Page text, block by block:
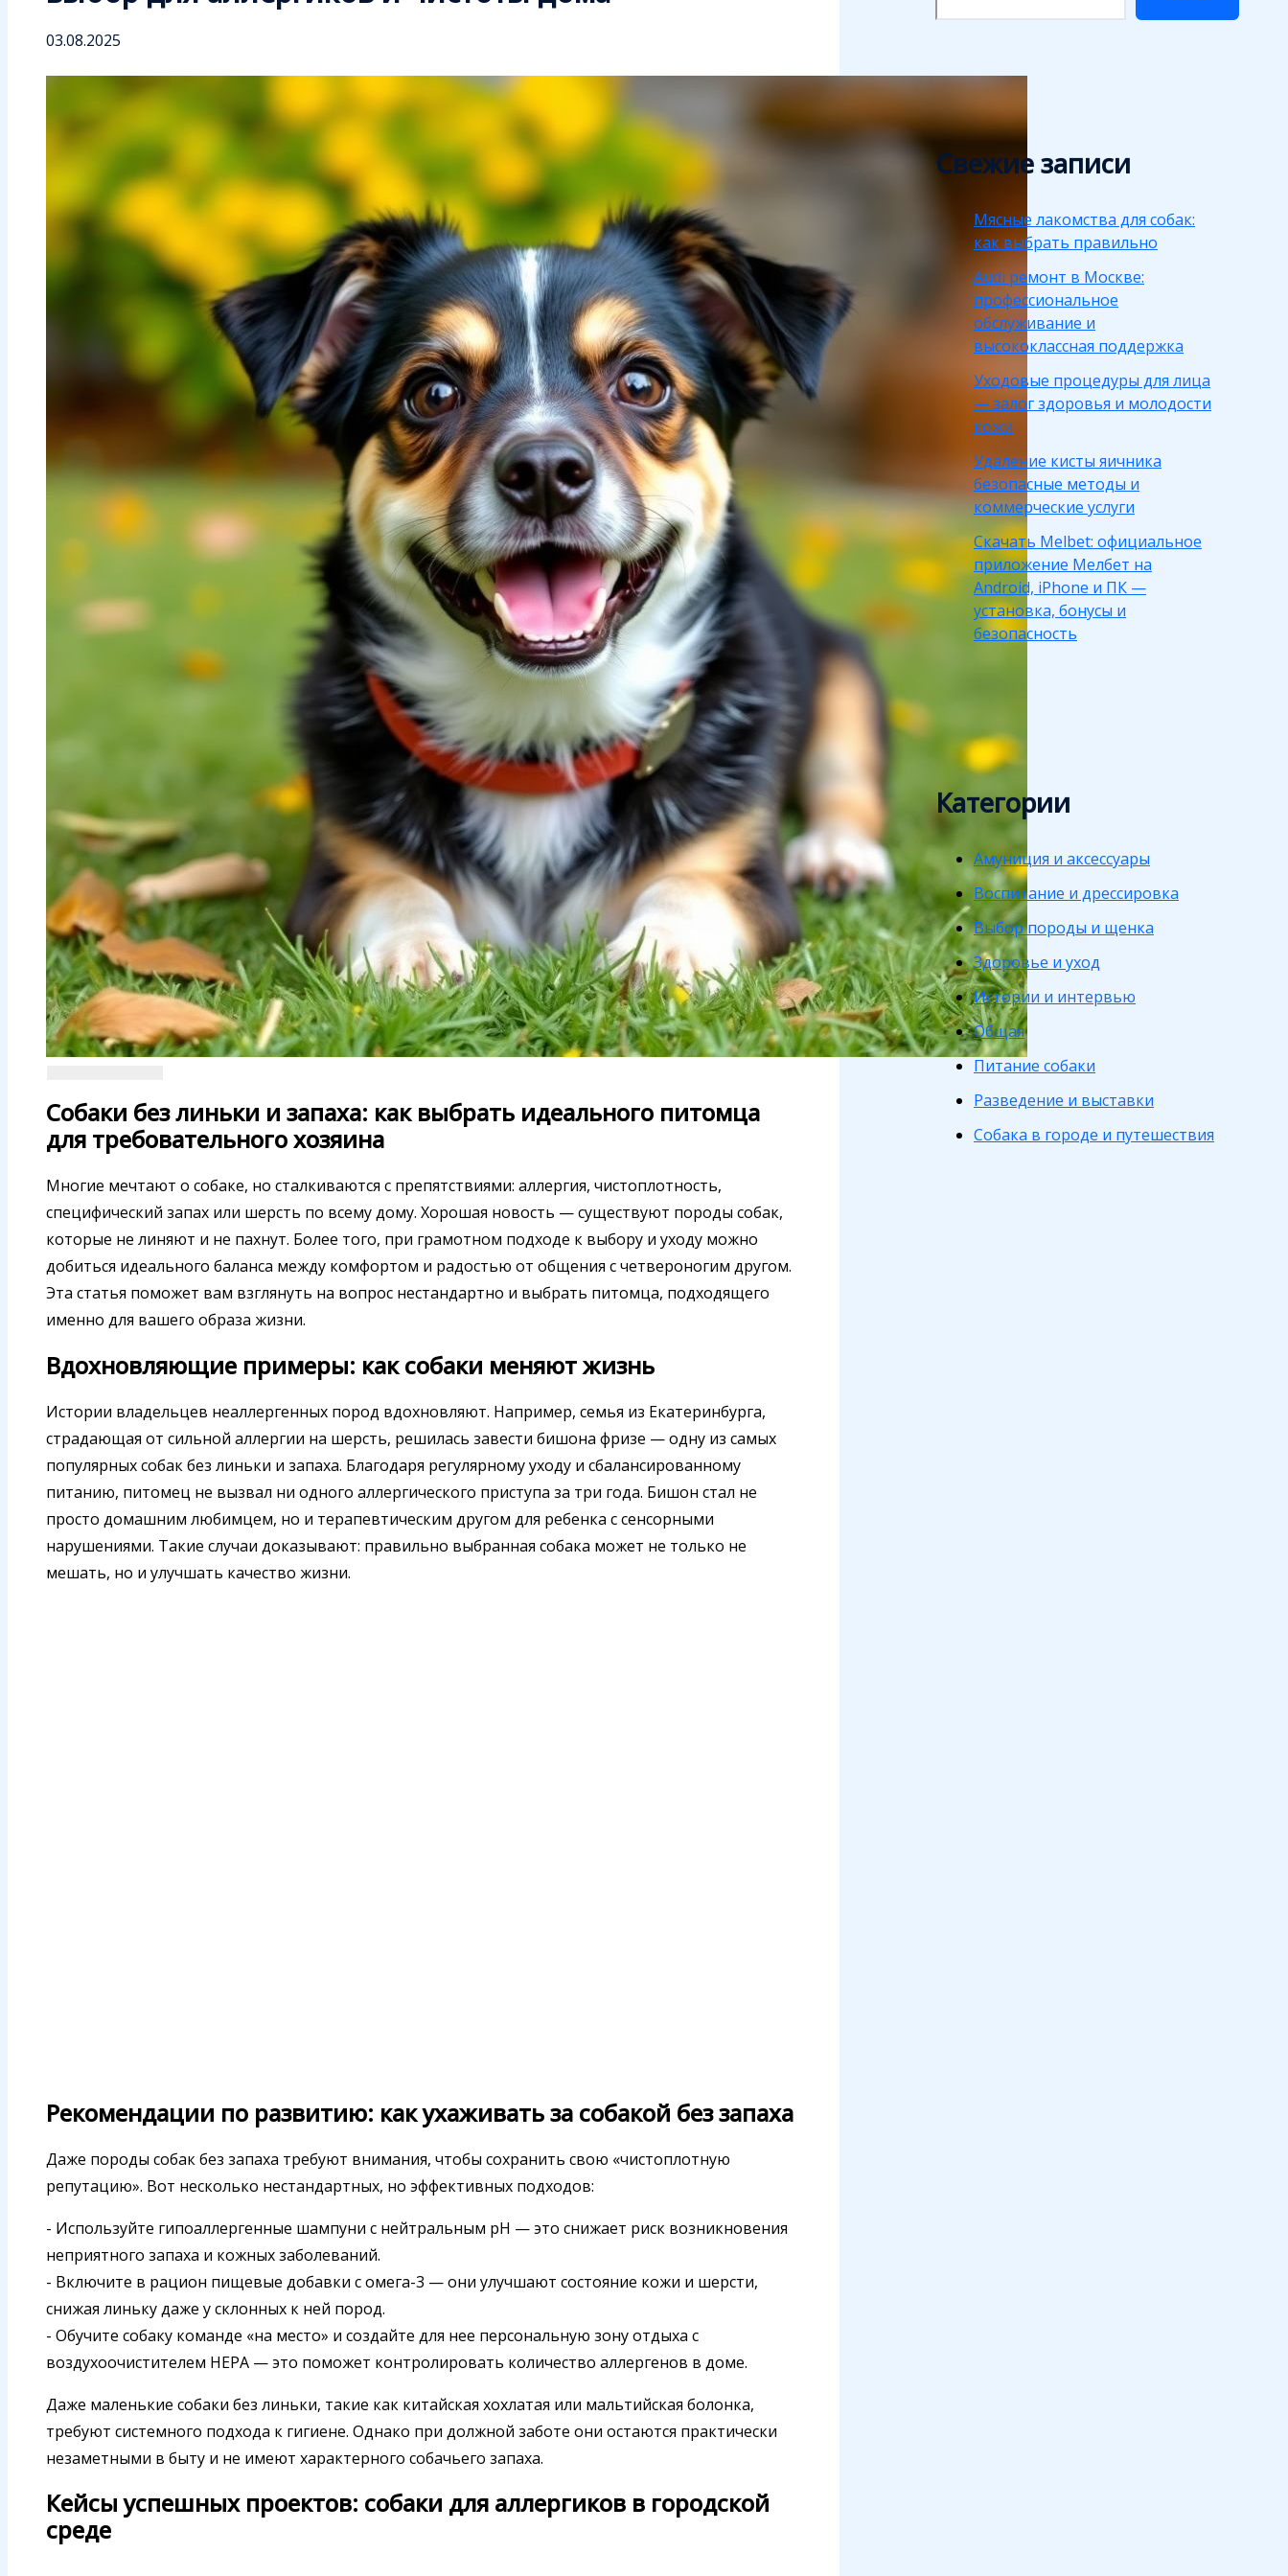
03.08.2025
Собаки без линьки и запаха: как выбрать идеального питомца
для требовательного хозяина
Многие мечтают о собаке, но сталкиваются с препятствиями: аллергия, чистоплотность,
специфический запах или шерсть по всему дому. Хорошая новость — существуют породы собак,
которые не линяют и не пахнут. Более того, при грамотном подходе к выбору и уходу можно
добиться идеального баланса между комфортом и радостью от общения с четвероногим другом.
Эта статья поможет вам взглянуть на вопрос нестандартно и выбрать питомца, подходящего
именно для вашего образа жизни.
Вдохновляющие примеры: как собаки меняют жизнь
Истории владельцев неаллергенных пород вдохновляют. Например, семья из Екатеринбурга,
страдающая от сильной аллергии на шерсть, решилась завести бишона фризе — одну из самых
популярных собак без линьки и запаха. Благодаря регулярному уходу и сбалансированному
питанию, питомец не вызвал ни одного аллергического приступа за три года. Бишон стал не
просто домашним любимцем, но и терапевтическим другом для ребенка с сенсорными
нарушениями. Такие случаи доказывают: правильно выбранная собака может не только не
мешать, но и улучшать качество жизни.
Рекомендации по развитию: как ухаживать за собакой без запаха
Даже породы собак без запаха требуют внимания, чтобы сохранить свою «чистоплотную
репутацию». Вот несколько нестандартных, но эффективных подходов:
- Используйте гипоаллергенные шампуни с нейтральным pH — это снижает риск возникновения
неприятного запаха и кожных заболеваний.
- Включите в рацион пищевые добавки с омега-3 — они улучшают состояние кожи и шерсти,
снижая линьку даже у склонных к ней пород.
- Обучите собаку команде «на место» и создайте для нее персональную зону отдыха с
воздухоочистителем HEPA — это поможет контролировать количество аллергенов в доме.
Даже маленькие собаки без линьки, такие как китайская хохлатая или мальтийская болонка,
требуют системного подхода к гигиене. Однако при должной заботе они остаются практически
незаметными в быту и не имеют характерного собачьего запаха.
Кейсы успешных проектов: собаки для аллергиков в городской
среде
Свежие записи
Мясные лакомства для собак:
как выбрать правильно
Audi ремонт в Москве:
профессиональное
обслуживание и
высококлассная поддержка
Уходовые процедуры для лица
— залог здоровья и молодости
кожи
Удаление кисты яичника
безопасные методы и
коммерческие услуги
Скачать Melbet: официальное
приложение Мелбет на
Android, iPhone и ПК —
установка, бонусы и
безопасность
Категории
Амуниция и аксессуары
Воспитание и дрессировка
Выбор породы и щенка
Здоровье и уход
Истории и интервью
Общая
Питание собаки
Разведение и выставки
Собака в городе и путешествия